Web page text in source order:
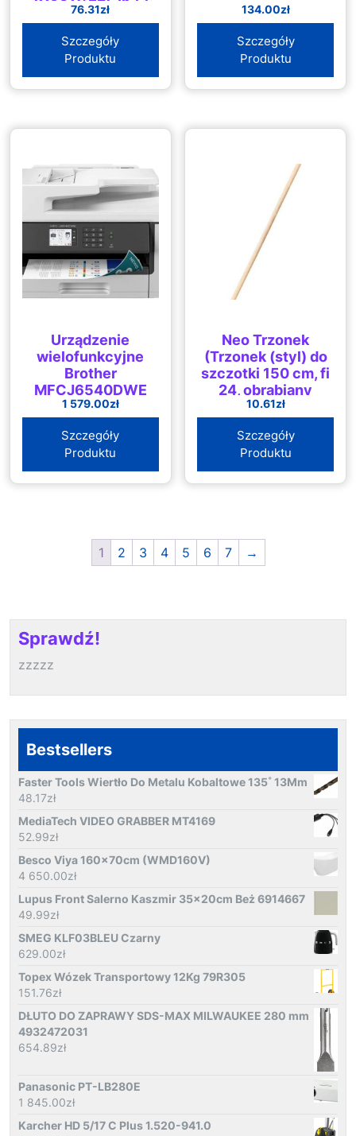
76.31zł
Szczegóły
Produktu
134.00zł
Szczegóły
Produktu
Urządzenie
wielofunkcyjne
Brother
MFCJ6540DWE
1 579.00zł
Szczegóły
Produktu
Neo Trzonek
(Trzonek (styl) do
szczotki 150 cm, fi
24, obrabiany
mechanicznie)
10.61zł
Szczegóły
Produktu
1 2 3 4 5 6 7 →
Sprawdź!
zzzzz
Bestsellers
Faster Tools Wiertło Do Metalu Kobaltowe 135˚ 13Mm
48.17zł
MediaTech VIDEO GRABBER MT4169
52.99zł
Besco Viya 160x70cm (WMD160V)
4 650.00zł
Lupus Front Salerno Kaszmir 35x20cm Beż 6914667
49.99zł
SMEG KLF03BLEU Czarny
629.00zł
Topex Wózek Transportowy 12Kg 79R305
151.76zł
DŁUTO DO ZAPRAWY SDS-MAX MILWAUKEE 280 mm
4932472031
654.89zł
Panasonic PT-LB280E
1 845.00zł
Karcher HD 5/17 C Plus 1.520-941.0